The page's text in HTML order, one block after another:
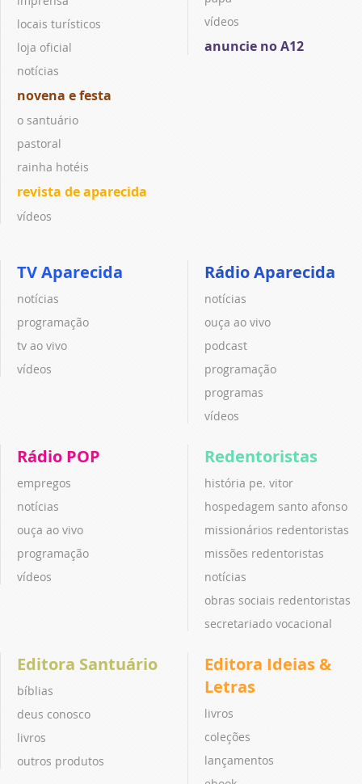
locais turísticos
loja oficial
notícias
novena e festa
o santuário
pastoral
rainha hotéis
revista de aparecida
vídeos
vídeos
anuncie no A12
TV Aparecida
notícias
programação
tv ao vivo
vídeos
Rádio Aparecida
notícias
ouça ao vivo
podcast
programação
programas
vídeos
Rádio POP
empregos
notícias
ouça ao vivo
programação
vídeos
Redentoristas
história pe. vitor
hospedagem santo afonso
missionários redentoristas
missões redentoristas
notícias
obras sociais redentoristas
secretariado vocacional
Editora Santuário
bíblias
deus conosco
livros
outros produtos
Editora Ideias &
Letras
livros
coleções
lançamentos